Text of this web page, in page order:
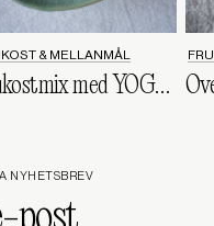
& MELLANMÅL
Frukostmix med YOGHURT och CHIAPUDDING
NYHETSBREV